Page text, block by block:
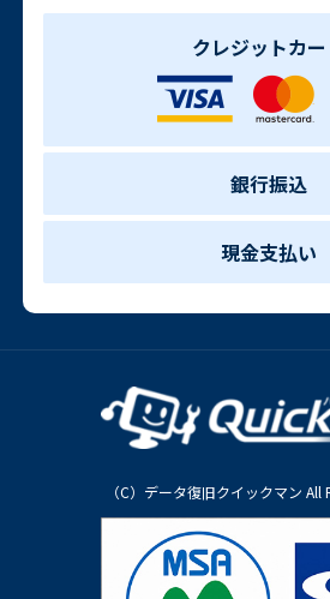
クレジットカ
銀行振込
現金支払い
（C）データ復旧クイックマン All